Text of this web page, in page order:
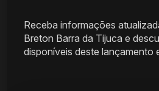
Receba informações
Breton Barra da Tijuca e
disponíveis deste lançamento